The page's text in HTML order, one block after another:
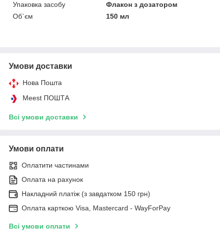
Упаковка засобу
Флакон з дозатором
Об`єм
150 мл
Умови доставки
Нова Пошта
Meest ПОШТА
Всі умови доставки
Умови оплати
Оплатити частинами
Оплата на рахунок
Накладний платіж (з завдатком 150 грн)
Оплата карткою Visa, Mastercard - WayForPay
Всі умови оплати